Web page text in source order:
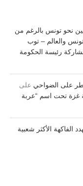
نحو تونس بالرغم من
والعالم – توب
رئيسة الحكومة
على الضواحي على
غزة تحت اسم “عربة
الفاكهة الأكثر شعبية